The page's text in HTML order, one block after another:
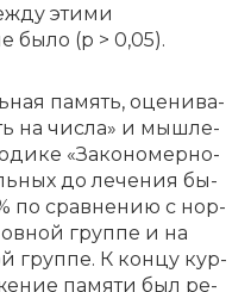
этими
было (p > 0,05).
па­мять, оце­ни­ва­
на чис­ла» и мыш­ле­
«За­ко­но­мер­но­
до ле­че­ния бы­
по срав­не­нию с нор­
груп­пе и на
груп­пе. К кон­цу кур­
па­мя­ти был ре­